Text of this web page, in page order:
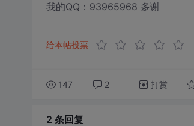
我的QQ：93965968 多谢
给本帖投票
147 2 打赏
2 条回复